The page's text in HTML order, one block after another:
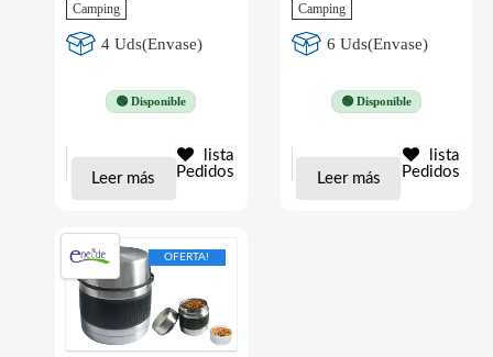
Camping
4 Uds(Envase)
🟢 Disponible
Leer más
lista
Pedidos
Camping
6 Uds(Envase)
🟢 Disponible
Leer más
lista
Pedidos
OFERTA!